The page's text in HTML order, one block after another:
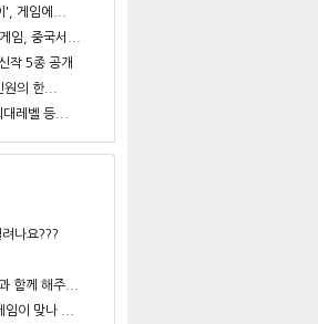
', 게임에...
임, 중국서...
작 5종 공개
의 한...
레벨 등...
나요???
함께 해주...
이 맞나 ...